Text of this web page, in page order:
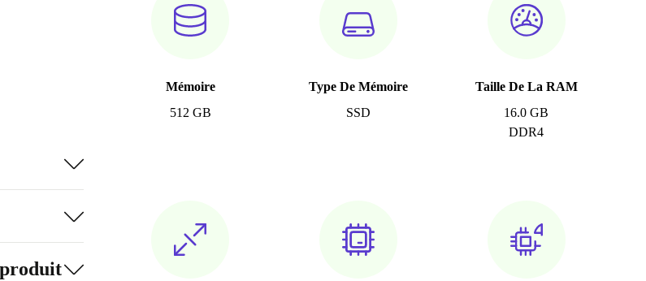
Mémoire
512 GB
Type De Mémoire
SSD
Taille De La RAM
16.0 GB
DDR4